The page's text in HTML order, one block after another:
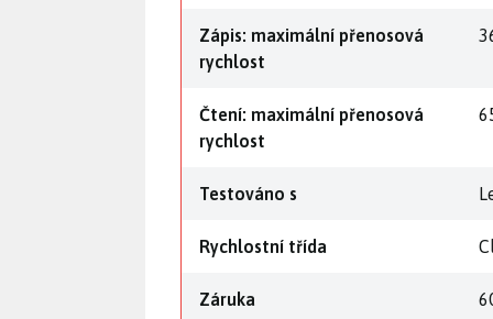
Zápis: maximální přenosová
rychlost
Čtení: maximální přenosová
rychlost
Testováno s
Rychlostní třída
Záruka